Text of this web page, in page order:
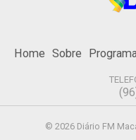
Home Sobre
© 2026 Diário FM